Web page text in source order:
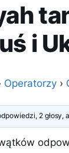
i
Operatorzy ›
2